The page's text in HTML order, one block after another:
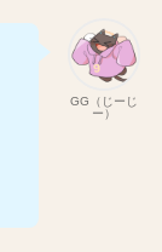
GG（じーじ
ー）